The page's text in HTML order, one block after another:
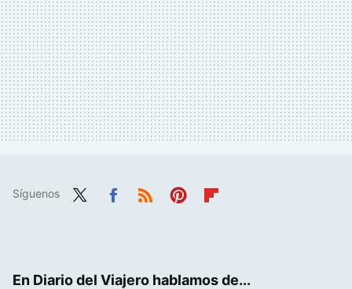
Síguenos
En Diario del Viajero hablamos de...